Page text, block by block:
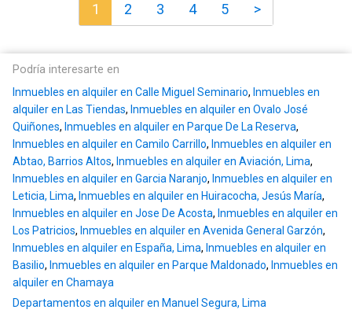
1 2 3 4 5 >
Podría interesarte en
Inmuebles en alquiler en Calle Miguel Seminario, Inmuebles en
alquiler en Las Tiendas, Inmuebles en alquiler en Ovalo José
Quiñones, Inmuebles en alquiler en Parque De La Reserva,
Inmuebles en alquiler en Camilo Carrillo, Inmuebles en alquiler en
Abtao, Barrios Altos, Inmuebles en alquiler en Aviación, Lima,
Inmuebles en alquiler en Garcia Naranjo, Inmuebles en alquiler en
Leticia, Lima, Inmuebles en alquiler en Huiracocha, Jesús María,
Inmuebles en alquiler en Jose De Acosta, Inmuebles en alquiler en
Los Patricios, Inmuebles en alquiler en Avenida General Garzón,
Inmuebles en alquiler en España, Lima, Inmuebles en alquiler en
Basilio, Inmuebles en alquiler en Parque Maldonado, Inmuebles en
alquiler en Chamaya
Departamentos en alquiler en Manuel Segura, Lima